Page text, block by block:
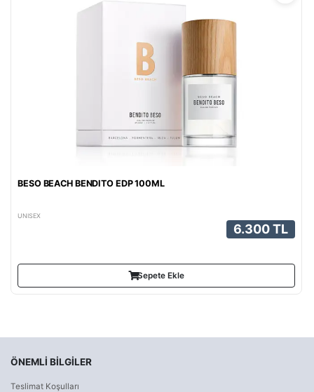
BESO BEACH BENDITO EDP 100ML
UNISEX
6.300 TL
Sepete Ekle
ÖNEMLI BILGILER
Teslimat Koşulları